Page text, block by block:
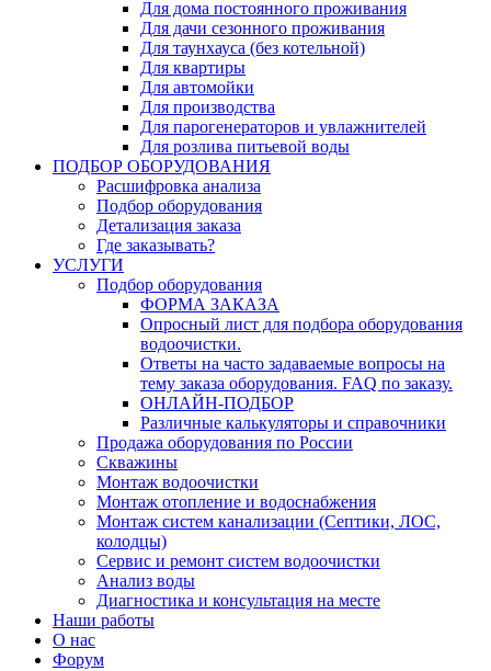
Для дома постоянного проживания
Для дачи сезонного проживания
Для таунхауса (без котельной)
Для квартиры
Для автомойки
Для производства
Для парогенераторов и увлажнителей
Для розлива питьевой воды
ПОДБОР ОБОРУДОВАНИЯ
Расшифровка анализа
Подбор оборудования
Детализация заказа
Где заказывать?
УСЛУГИ
Подбор оборудования
ФОРМА ЗАКАЗА
Опросный лист для подбора оборудования
водоочистки.
Ответы на часто задаваемые вопросы на
тему заказа оборудования. FAQ по заказу.
ОНЛАЙН-ПОДБОР
Различные калькуляторы и справочники
Продажа оборудования по России
Скважины
Монтаж водоочистки
Монтаж отопление и водоснабжения
Монтаж систем канализации (Септики, ЛОС,
колодцы)
Сервис и ремонт систем водоочистки
Анализ воды
Диагностика и консультация на месте
Наши работы
О нас
Форум